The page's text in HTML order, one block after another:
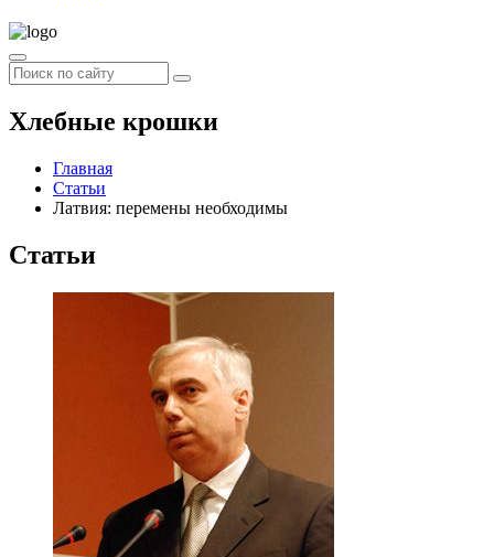
Хлебные крошки
Главная
Статьи
Латвия: перемены необходимы
Статьи